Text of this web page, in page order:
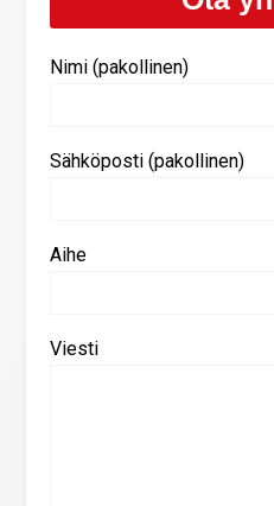
Nimi (pakollinen)
Sähköposti (pakollinen)
Aihe
Viesti